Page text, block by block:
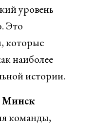
уровень
Это
которые
наиболее
истории.
команды,